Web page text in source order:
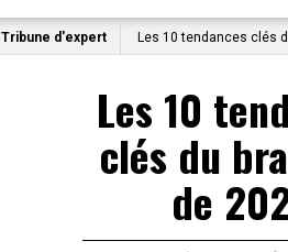
Tribune d'expert Les 10 tendances clés
Les 10
clés du
de